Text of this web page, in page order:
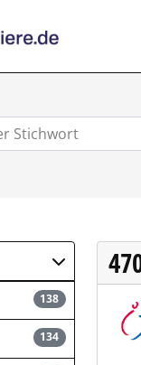
138
134